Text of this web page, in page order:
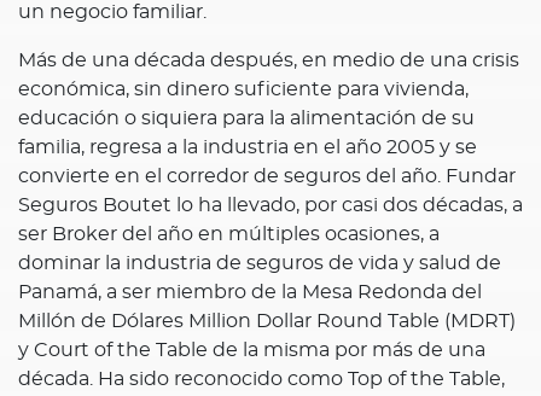
un negocio familiar.
Más de una década después, en medio de una crisis
económica, sin dinero suficiente para vivienda,
educación o siquiera para la alimentación de su
familia, regresa a la industria en el año 2005 y se
convierte en el corredor de seguros del año. Fundar
Seguros Boutet lo ha llevado, por casi dos décadas, a
ser Broker del año en múltiples ocasiones, a
dominar la industria de seguros de vida y salud de
Panamá, a ser miembro de la Mesa Redonda del
Millón de Dólares Million Dollar Round Table (MDRT)
y Court of the Table de la misma por más de una
década. Ha sido reconocido como Top of the Table,